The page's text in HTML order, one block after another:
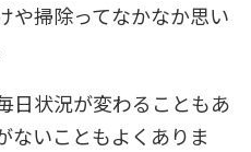
や掃除ってなかなか思い
日状況が変わることもあ
ないこともよくありま